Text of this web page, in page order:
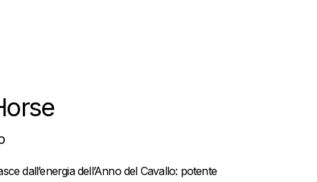
dall’energia dell’Anno del Cavallo: potente